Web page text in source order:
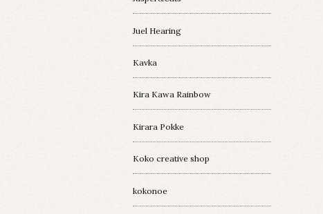
Juel Hearing
Kavka
Kira Kawa Rainbow
Kirara Pokke
Koko creative shop
kokonoe